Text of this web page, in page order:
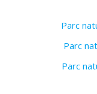
Parc
Parc
Parc